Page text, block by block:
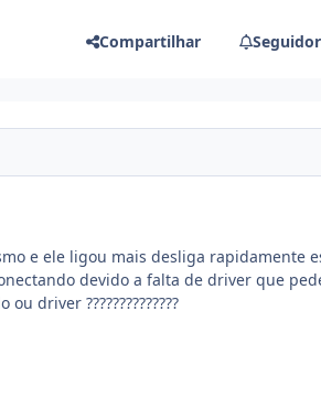
Compartilhar
e ele ligou mais desliga rapidamente
devido a falta de driver que
driver ??????????????